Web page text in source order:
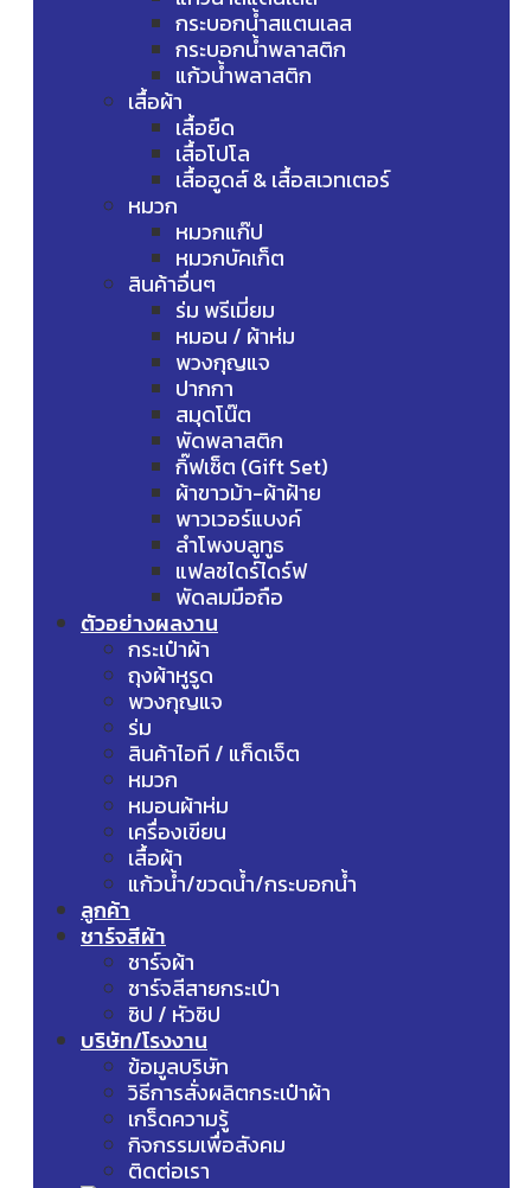
กระบอกน้ำสแตนเลส
กระบอกน้ำพลาสติก
แก้วน้ำพลาสติก
เสื้อผ้า
เสื้อยืด
เสื้อโปโล
เสื้อฮูดส์ & เสื้อสเวทเตอร์
หมวก
หมวกแก๊ป
หมวกบัคเก็ต
สินค้าอื่นๆ
ร่ม พรีเมี่ยม
หมอน / ผ้าห่ม
พวงกุญแจ
ปากกา
สมุดโน๊ต
พัดพลาสติก
กิ๊ฟเซ็ต (Gift Set)
ผ้าขาวม้า-ผ้าฝ้าย
พาวเวอร์แบงค์
ลำโพงบลูทูธ
แฟลชไดร์ไดร์ฟ
พัดลมมือถือ
ตัวอย่างผลงาน
กระเป๋าผ้า
ถุงผ้าหูรูด
พวงกุญแจ
ร่ม
สินค้าไอที / แก็ดเจ็ต
หมวก
หมอนผ้าห่ม
เครื่องเขียน
เสื้อผ้า
แก้วน้ำ/ขวดน้ำ/กระบอกน้ำ
ลูกค้า
ชาร์จสีผ้า
ชาร์จผ้า
ชาร์จสีสายกระเป๋า
ซิป / หัวซิป
บริษัท/โรงงาน
ข้อมูลบริษัท
วิธีการสั่งผลิตกระเป๋าผ้า
เกร็ดความรู้
กิจกรรมเพื่อสังคม
ติดต่อเรา